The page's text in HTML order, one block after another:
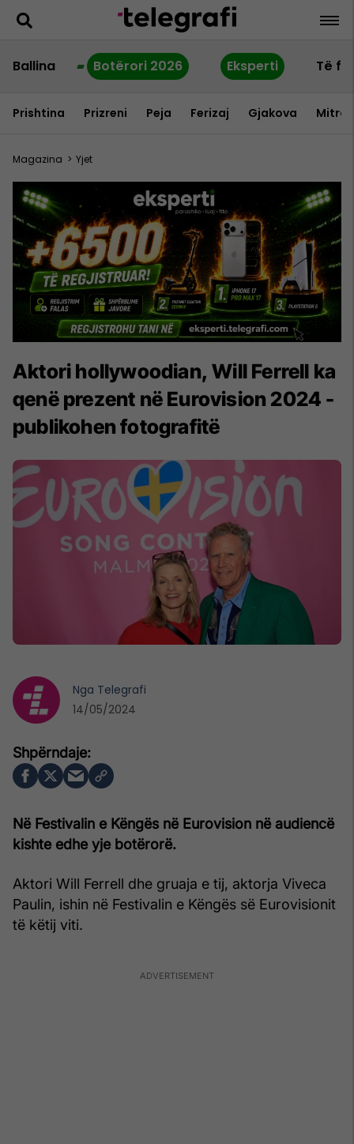
Ballina Botërori 2026 Eksperti Të
Prishtina Prizreni Peja Ferizaj Gjakova
Magazina > Yjet
Aktori hollywoodian, Will Ferrell ka
qenë prezent në Eurovision 2024 -
publikohen fotografitë
Në Festivalin e Këngës në Eurovision në audiencë
kishte edhe yje botërorë.
Aktori Will Ferrell dhe gruaja e tij, aktorja Viveca
Paulin, ishin në Festivalin e Këngës së Eurovisionit
të këtij viti.
Nga Telegrafi
14/05/2024